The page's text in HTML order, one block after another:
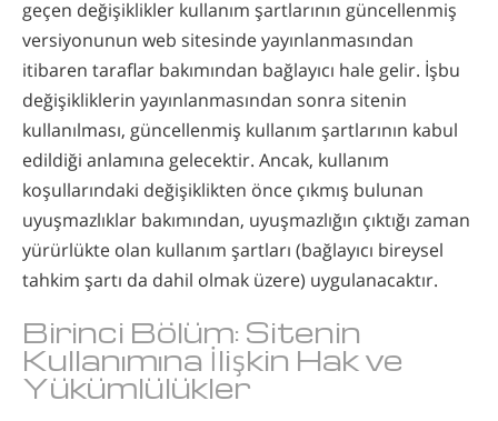
geçen değişiklikler kullanım şartlarının güncellenmiş
versiyonunun web sitesinde yayınlanmasından
itibaren taraflar bakımından bağlayıcı hale gelir. İşbu
değişikliklerin yayınlanmasından sonra sitenin
kullanılması, güncellenmiş kullanım şartlarının kabul
edildiği anlamına gelecektir. Ancak, kullanım
koşullarındaki değişiklikten önce çıkmış bulunan
uyuşmazlıklar bakımından, uyuşmazlığın çıktığı zaman
yürürlükte olan kullanım şartları (bağlayıcı bireysel
tahkim şartı da dahil olmak üzere) uygulanacaktır.
Birinci Bölüm: Sitenin
Kullanımına İlişkin Hak ve
Yükümlülükler